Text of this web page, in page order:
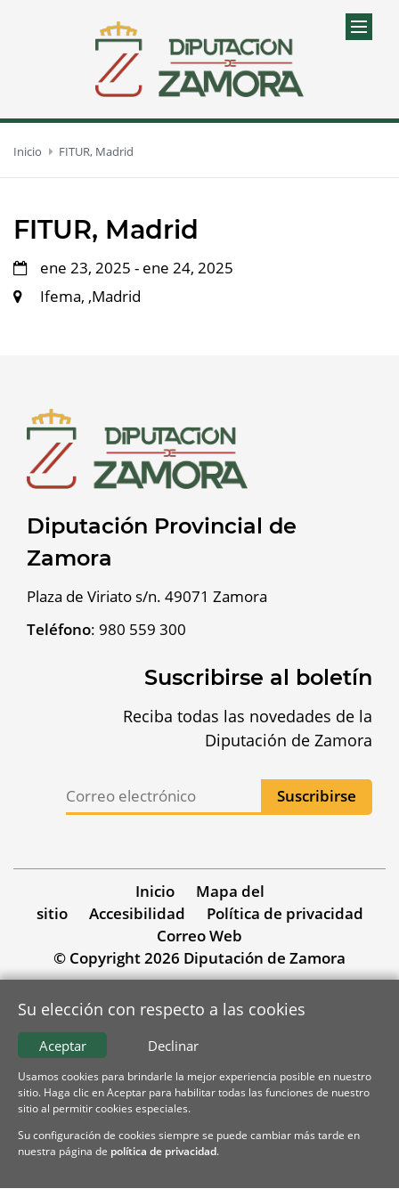
Inicio FITUR, Madrid
FITUR, Madrid
ene 23, 2025 - ene 24, 2025
Ifema, ,Madrid
Diputación Provincial de
Zamora
Plaza de Viriato s/n. 49071 Zamora
Teléfono: 980 559 300
Suscribirse al boletín
Reciba todas las novedades de la
Diputación de Zamora
Inicio
Mapa del
sitio
Accesibilidad
Política de privacidad
Correo Web
© Copyright 2026 Diputación de Zamora
Su elección con respecto a las cookies
Declinar
Aceptar
Usamos cookies para brindarle la mejor experiencia posible en nuestro
sitio. Haga clic en Aceptar para habilitar todas las funciones de nuestro
sitio al permitir cookies especiales.
Su configuración de cookies siempre se puede cambiar más tarde en
nuestra página de política de privacidad.